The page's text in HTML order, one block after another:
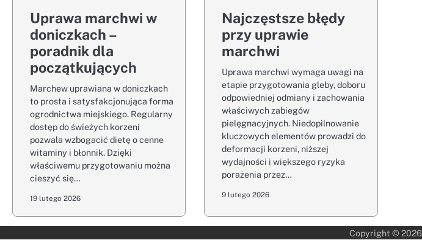
Uprawa marchwi w
doniczkach –
poradnik dla
początkujących
Marchew uprawiana w doniczkach
to prosta i satysfakcjonująca forma
ogrodnictwa miejskiego. Regularny
dostęp do świeżych korzeni
pozwala wzbogacić dietę o cenne
witaminy i błonnik. Dzięki
właściwemu przygotowaniu można
cieszyć się…
19 lutego 2026
Najczęstsze błędy
przy uprawie
marchwi
Uprawa marchwi wymaga uwagi na
etapie przygotowania gleby, doboru
odpowiedniej odmiany i zachowania
właściwych zabiegów
pielęgnacyjnych. Niedopilnowanie
kluczowych elementów prowadzi do
deformacji korzeni, niższej
wydajności i większego ryzyka
porażenia przez…
9 lutego 2026
Copyright © 2026